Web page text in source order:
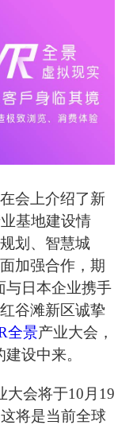
会上介绍了新
基地建设情
划、智慧城
加强合作，期
与日本企业携手
谷滩新区诚挚
全景产业大会，
设中来。
大会将于10月19
将是当前全球